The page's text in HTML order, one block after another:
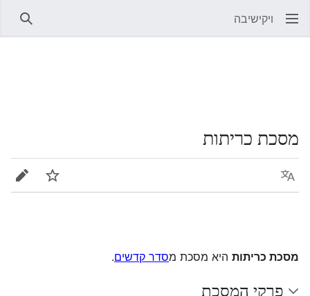
ויקישיבה
מסכת כריתות
שפה מעקב
מסכת כריתות היא מסכת מסדר קדשים.
פרקי המסכת